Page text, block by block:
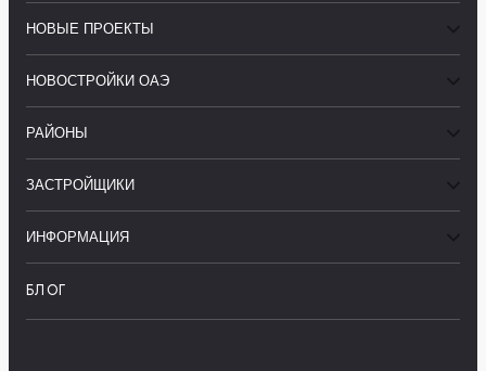
НОВЫЕ ПРОЕКТЫ
НОВОСТРОЙКИ ОАЭ
РАЙОНЫ
ЗАСТРОЙЩИКИ
ИНФОРМАЦИЯ
БЛОГ